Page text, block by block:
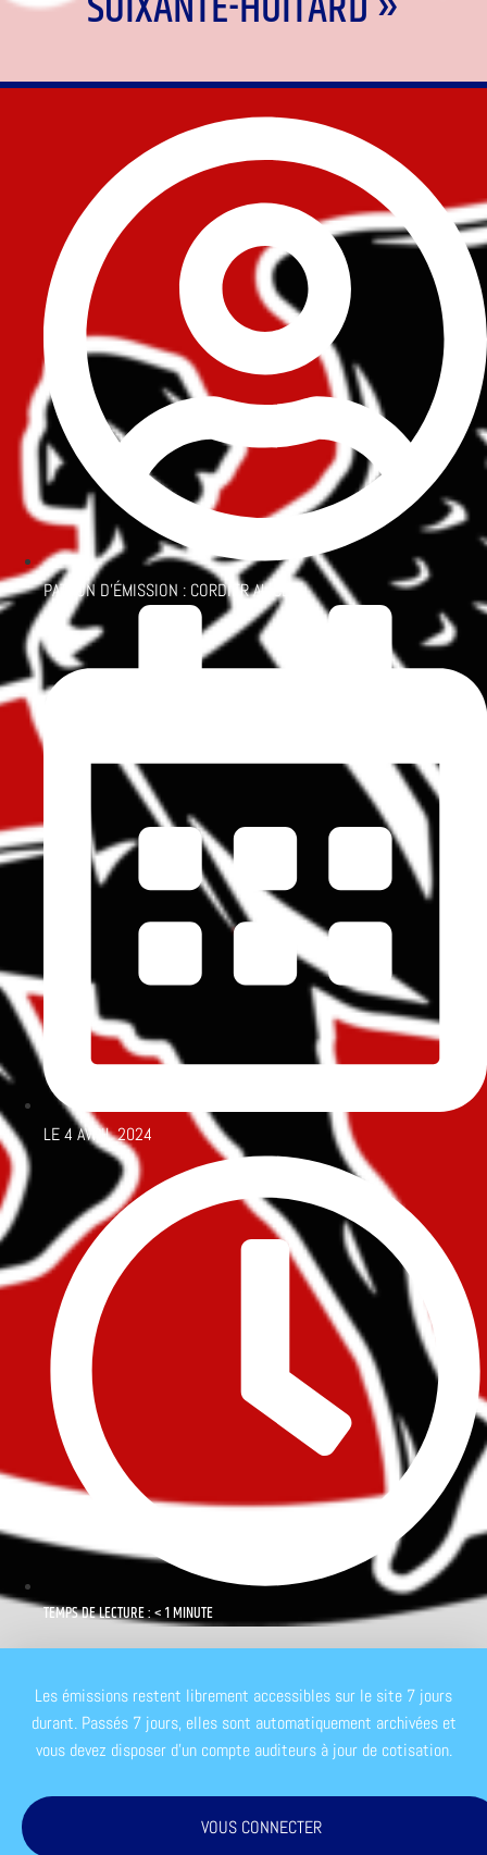
PATRON D'ÉMISSION : CORDIER ALICE
LE4 AVRIL 2024
TEMPS DE LECTURE : < 1 MINUTE
Les émissions restent librement accessibles sur le site 7 jours
durant. Passés 7 jours, elles sont automatiquement archivées et
vous devez disposer d'un compte auditeurs à jour de cotisation.
VOUS CONNECTER